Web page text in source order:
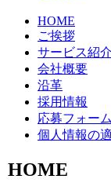
HOME
ご挨拶
サービス紹介
会社概要
沿革
採用情報
応募フォーム
個人情報の
HOME